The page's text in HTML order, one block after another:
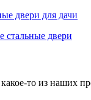
то из наших